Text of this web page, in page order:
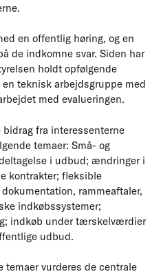
en offentlig høring, og en
de indkomne svar. Siden har
holdt opfølgende
teknisk arbejdsgruppe med
med evalueringen.
bidrag fra interessenterne
temaer: Små- og
i udbud; ændringer i
kontrakter; fleksible
rammeaftaler,
indkøbssystemer;
indkøb under tærskelværdier
udbud.
temaer vurderes de centrale